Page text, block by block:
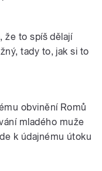
že to spíš dělají
tady to, jak si to
obvinění Romů
mladého muže
k údajnému útoku